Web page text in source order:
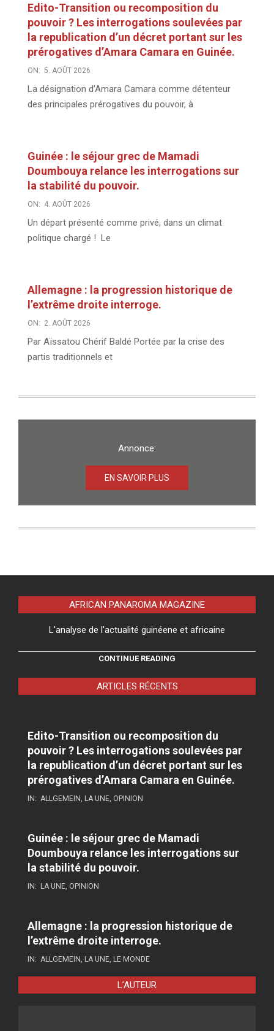
Edito-Transition ou recomposition du
pouvoir ? Les interrogations soulevées par
la republication d’un décret portant sur les
prérogatives d’Amara Camara en Guinée.
ON: 5. AOÛT 2026
La désignation d’Amara Camara comme détenteur
des principales prérogatives du pouvoir, à
Guinée : le séjour grec de Mamadi
Doumbouya relance les interrogations sur
la stabilité du pouvoir.
ON: 4. AOÛT 2026
Un départ présenté comme privé, dans un climat
politique chargé ! Le
Allemagne : la progression historique de
l’extrême droite interroge.
ON: 2. AOÛT 2026
Par Aïssatou Chérif Baldé Portée par la crise des
partis traditionnels et
Annonce:
EN SAVOIR PLUS
AFRICAN PANAROMA MAGAZINE
L'analyse de l'actualité guinéene et africaine
CONTINUE READING
ARTICLES RÉCENTS
Edito-Transition ou recomposition du
pouvoir ? Les interrogations soulevées par
la republication d’un décret portant sur les
prérogatives d’Amara Camara en Guinée.
IN: ALLGEMEIN LA UNE OPINION
Guinée : le séjour grec de Mamadi
Doumbouya relance les interrogations sur
la stabilité du pouvoir.
IN: LA UNE OPINION
Allemagne : la progression historique de
l’extrême droite interroge.
IN: ALLGEMEIN LA UNE LE MONDE
L’AUTEUR